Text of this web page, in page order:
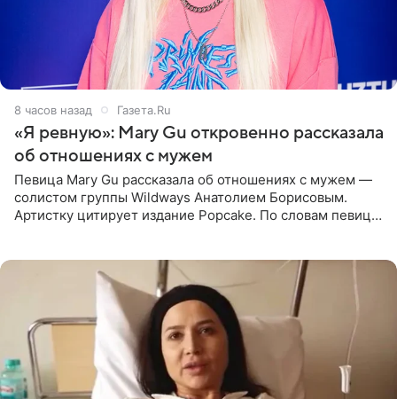
8 часов назад Газета.Ru
«Я ревную»: Mary Gu откровенно рассказала
об отношениях с мужем
Певица Mary Gu рассказала об отношениях с мужем —
солистом группы Wildways Анатолием Борисовым.
Артистку цитирует издание Popcake. По словам певицы,